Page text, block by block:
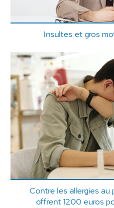
Insultes et gros
Contre les allergies au
offrent 1200 euros